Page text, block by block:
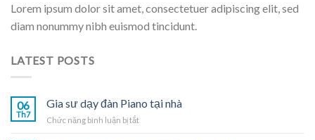
Lorem ipsum dolor sit amet, consectetuer adipiscing elit, sed
diam nonummy nibh euismod tincidunt.
LATEST POSTS
06
Th7
Gia sư dạy đàn Piano tại nhà
Chức năng bình luận bị tắtở